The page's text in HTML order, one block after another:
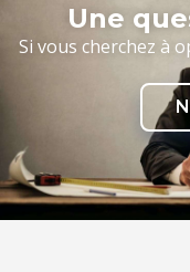
Une
Si vous cherchez à